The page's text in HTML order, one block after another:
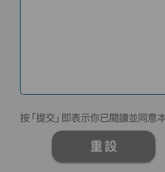
按「提交」即表示你已閱讀並同意
重設